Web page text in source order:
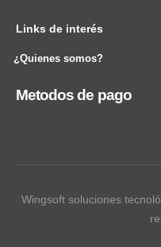
Links de interés
¿Quienes somos?
Metodos de pago
Wingsoft soluciones